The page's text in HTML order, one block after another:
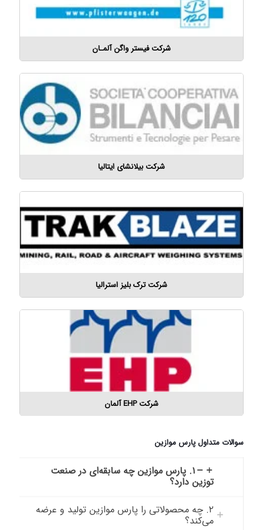
شرکت فیستر واگن آلمـان
شرکت بیلانشای ایتالیا
شرکت ترک بلیز استرالیا
شرکت EHP آلمان
سوالات متداول پارس موازین
۱. پارس موازین چه سابقه‌ای در صنعت
توزین دارد؟
۲. چه محصولاتی را پارس موازین تولید و عرضه
می‌کند؟